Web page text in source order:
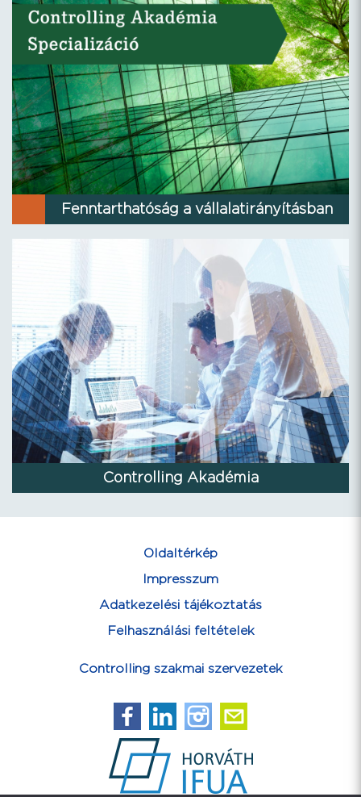
Fenntarthatóság a vállalatirányításban
Controlling Akadémia
Oldaltérkép
Impresszum
Adatkezelési tájékoztatás
Felhasználási feltételek
Controlling szakmai szervezetek